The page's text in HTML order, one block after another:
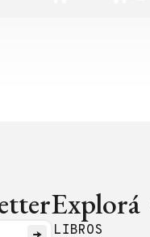
Explorá
LIBROS